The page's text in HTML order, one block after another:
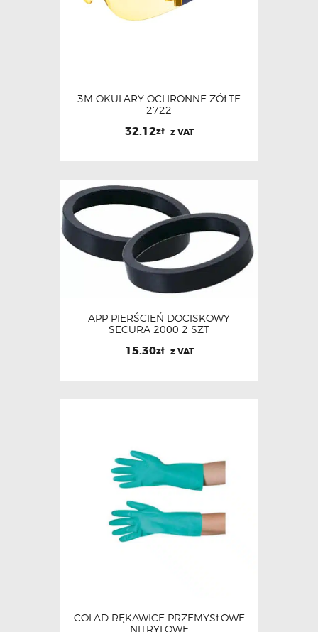
3M OKULARY OCHRONNE ŻÓŁTE
2722
32.12zł z VAT
APP PIERŚCIEŃ DOCISKOWY
SECURA 2000 2 SZT
15.30zł z VAT
COLAD RĘKAWICE PRZEMYSŁOWE
NITRYLOWE